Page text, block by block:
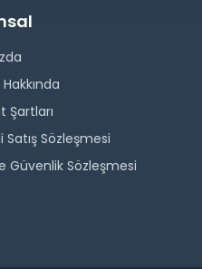
Şartları
Satış Sözleşmesi
Güvenlik Sözleşmesi